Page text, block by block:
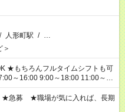
/ 人形町駅 / …
＞
可
～16:00 9:00～18:00 11:00～
きません ※法令に基づき、週20時
対象となります ※労働者派遣法
★急募 ★職場が気に入れば、長期